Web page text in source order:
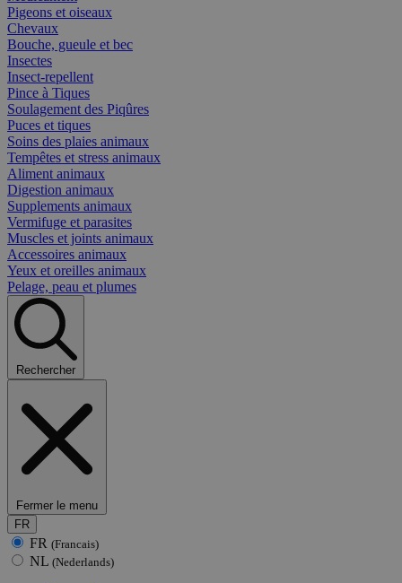
Pigeons et oiseaux
Chevaux
Bouche, gueule et bec
Insectes
Insect-repellent
Pince à Tiques
Soulagement des Piqûres
Puces et tiques
Soins des plaies animaux
Tempêtes et stress animaux
Aliment animaux
Digestion animaux
Supplements animaux
Vermifuge et parasites
Muscles et joints animaux
Accessoires animaux
Yeux et oreilles animaux
Pelage, peau et plumes
Rechercher
Fermer le menu
FR
FR (Francais)
NL (Nederlands)